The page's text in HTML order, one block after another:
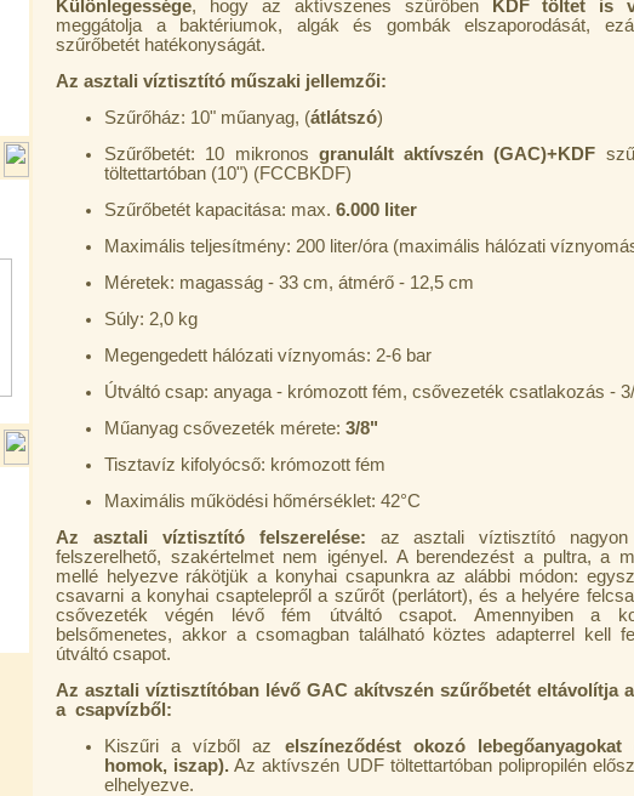
Különlegessége, hogy az aktívszenes szűrőbenKDF töltet is
meggátolja a baktériumok, algák és gombák elszaporodását,
szűrőbetét hatékonyságát.
Az asztali víztisztító műszaki jellemzői:
Szűrőház: 10" műanyag, (átlátszó)
Szűrőbetét: 10 mikronos granulált aktívszén (GAC)+KDF
töltettartóban (10") (FCCBKDF)
Szűrőbetét kapacitása: max. 6.000 liter
Maximális teljesítmény: 200 liter/óra (maximális hálózati
Méretek: magasság - 33 cm, átmérő - 12,5 cm
Súly: 2,0 kg
Megengedett hálózati víznyomás: 2-6 bar
Útváltó csap: anyaga - krómozott fém, csővezeték csatlakozás -
Műanyag csővezeték mérete: 3/8"
Tisztavíz kifolyócső: krómozott fém
Maximális működési hőmérséklet: 42°C
Az asztali víztisztító felszerelése: az asztali víztisztító nagyon
felszerelhető, szakértelmet nem igényel. A berendezést a pultra, a
mellé helyezve rákötjük a konyhai csapunkra az alábbi módon:
csavarni a konyhai csaptelepről a szűrőt (perlátort), és a helyére
csővezeték végén lévő fém útváltó csapot. Amennyiben a
belsőmenetes, akkor a csomagban található köztes adapterrel kell
útváltó csapot.
Az asztali víztisztítóban lévő GAC akítvszén szűrőbetét eltávolítja
a csapvízből:
Kiszűri a vízből az elszíneződést okozó
homok, iszap). Az aktívszén UDF töltettartóban polipropilén
elhelyezve.